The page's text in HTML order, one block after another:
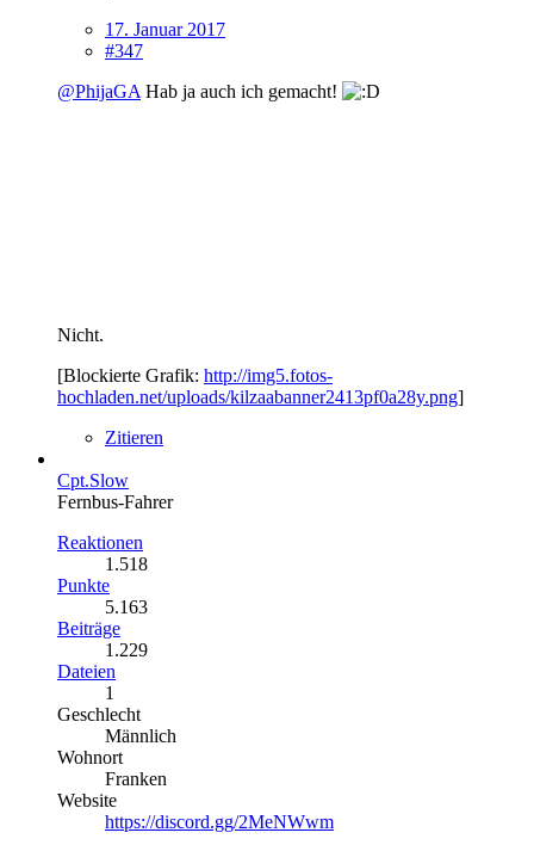
17. Januar 2017
#347
@PhijaGA Hab ja auch ich gemacht!
Nicht.
[Blockierte Grafik: http://img5.fotos-
hochladen.net/uploads/kilzaabanner2413pf0a28y.png]
Zitieren
Cpt.Slow
Fernbus-Fahrer
Reaktionen
1.518
Punkte
5.163
Beiträge
1.229
Dateien
1
Geschlecht
Männlich
Wohnort
Franken
Website
https://discord.gg/2MeNWwm